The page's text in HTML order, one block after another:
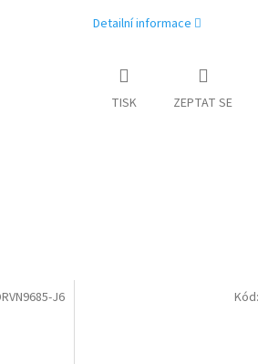
Detailní informace
TISK ZEPTAT SE
J6 Kód: